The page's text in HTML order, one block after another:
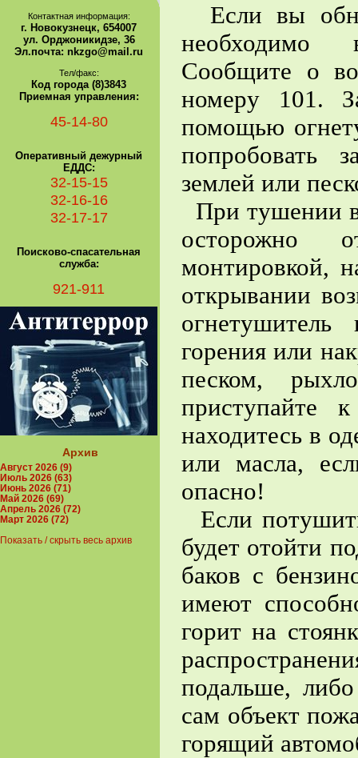
Если вы
необходимо
Сообщите о
номеру 101.
помощью
попробовать
землей или
При тушении
осторожно
монтировкой,
открывании
горения или
песком,
приступайте
находитесь в
или масла,
опасно!
Если
будет отойти
баков с
имеют
горит на
подальше,
сам объект
горящий
Контактная информация:
г. Новокузнецк, 654007
ул. Орджоникидзе, 36
Эл.почта: nkzgo@mail.ru
Тел/факс:
Код города (8)3843
Приемная управления:
45-14-80
Оперативный дежурный
ЕДДС:
32-15-15
32-16-16
32-17-17
Поисково-спасательная
служба:
921-911
Архив
Август 2026 (9)
Июль 2026 (63)
Июнь 2026 (71)
Май 2026 (69)
Апрель 2026 (72)
Март 2026 (72)
Показать / скрыть весь архив